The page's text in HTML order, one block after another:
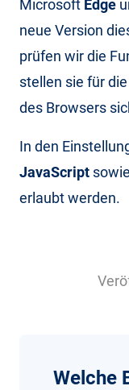
Microsoft Edge
neue Version
prüfen wir die
stellen sie für
des Browsers
In den
JavaScript
erlaubt werden.
Welche